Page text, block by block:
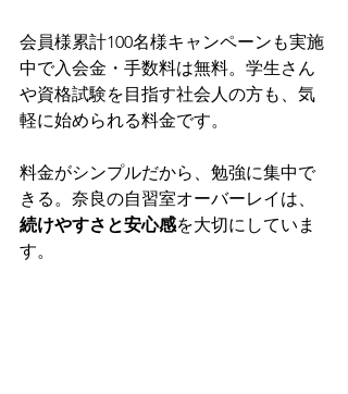
会員様累計100名様キャンペーンも実施
中で入会金・手数料は無料。学生さん
や資格試験を目指す社会人の方も、気
軽に始められる料金です。
料金がシンプルだから、勉強に集中で
きる。奈良の自習室オーバーレイは、
続けやすさと安心感を大切にしていま
す。